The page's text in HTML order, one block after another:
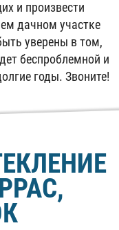
и произвести
дачном участке
уверены в том,
беспроблемной и
годы. Звоните!